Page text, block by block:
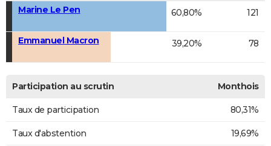
Marine Le Pen
60,80% 121
Emmanuel Macron 39,20% 78
Participation au scrutin Monthois
Taux de participation 80,31%
Taux d'abstention 19,69%